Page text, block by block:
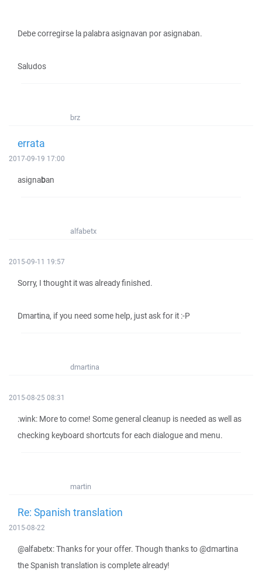
Debe corregirse la palabra asignavan por asignaban.
Saludos
brz
errata
2017-09-19 17:00
asignaban
alfabetx
2015-09-11 19:57
Sorry, I thought it was already finished.
Dmartina, if you need some help, just ask for it :-P
dmartina
2015-08-25 08:31
:wink: More to come! Some general cleanup is needed as well as
checking keyboard shortcuts for each dialogue and menu.
martin
Re: Spanish translation
2015-08-22
@alfabetx: Thanks for your offer. Though thanks to @dmartina
the Spanish translation is complete already!